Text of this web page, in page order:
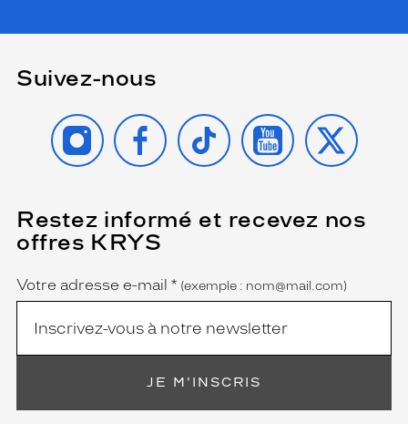
Suivez-nous
INSTAGRAMFACEBOOK
TIKTOK YOUTUBE
X
Restez informé et recevez nos
offres KRYS
Name
Votre adresse e-mail *
(Ce
champ
est
(exemple : nom@mail.com)
JE M'INSCRIS